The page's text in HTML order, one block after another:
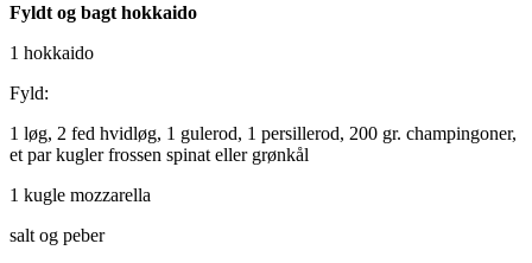
Fyldt og bagt hokkaido
1 hokkaido
Fyld:
1 løg, 2 fed hvidløg, 1 gulerod, 1 persillerod, 200 gr. champingoner,
et par kugler frossen spinat eller grønkål
1 kugle mozzarella
salt og peber